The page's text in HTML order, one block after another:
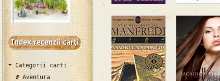
Categorii carti
Aventura